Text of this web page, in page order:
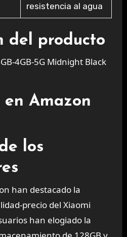
resistencia al agua
del producto
4GB-5G Midnight Black
en Amazon
los
han destacado la
precio del Xiaomi
han elogiado la